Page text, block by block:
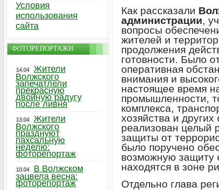
Как рассказали
администрации,
вопросы
жителей и
продолжения
готовности. Было
оперативная
внимания и
настоящее время
промышленности,
комплекса,
хозяйства и
реализован целый
защиты от
было поручено
возможную защиту
находятся в зоне
Отдельно глава
Условия
использования
сайта
ФОТОРЕПОРТАЖИ
14.04
Жители
Волжского
запечатлели
прекрасную
двойную радугу
после ливня
13.04
Жители
Волжского
празднуют
пахсальную
неделю:
фоторепортаж
10.04
В Волжском
зацвела весна:
фоторепортаж